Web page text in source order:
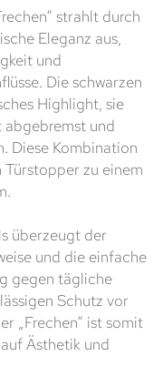
strahlt durch
Eleganz aus,
und
Die schwarzen
Highlight, sie
abgebremst und
Diese Kombination
Türstopper zu einem
überzeugt der
und die einfache
gegen tägliche
Schutz vor
„Frechen“ ist somit
Ästhetik und